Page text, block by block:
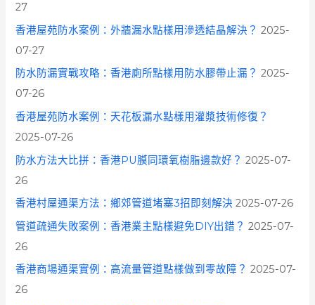
27
香港屋苑防水案例：外牆漏水點樣用滲透結晶解決？ 2025-
07-27
防水防漏實戰攻略：香港廁所點樣用防水膠帶止漏？ 2025-
07-26
香港屋苑防水案例：天花板漏水點樣用灌漿技術修復？
2025-07-26
防水方法大比拼：香港PU膜同環氧樹脂邊款好？ 2025-07-
26
香港村屋通渠方法：鄉郊管道堵塞3招即刻解決 2025-07-26
管道疏通失敗案例：香港業主點樣避免DIY出錯？ 2025-07-
26
香港商場通渠實例：高流量管道點樣做到零故障？ 2025-07-
26